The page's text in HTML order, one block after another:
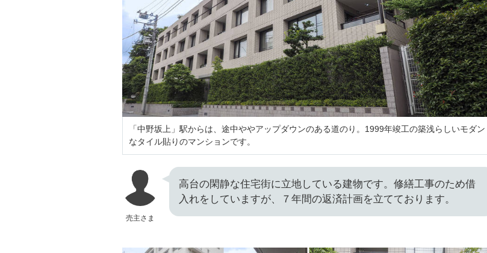
「中野坂上」駅からは、途中ややアップダウンのある道のり。1999年竣工の築浅らしいモダン
なタイル貼りのマンションです。
売主さま
高台の閑静な住宅街に立地している建物です。修繕工事のため借
入れをしていますが、７年間の返済計画を立てております。